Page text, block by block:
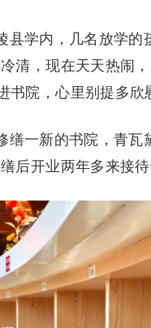
县学内，几名放学
清，现在天天热闹
院，心里别提多欣
缮一新的书院，青瓦
后开业两年多来接待